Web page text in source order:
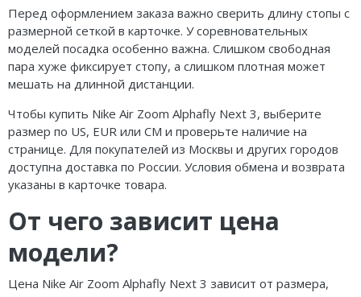
Перед оформлением заказа важно сверить длину стопы с
размерной сеткой в карточке. У соревновательных
моделей посадка особенно важна. Слишком свободная
пара хуже фиксирует стопу, а слишком плотная может
мешать на длинной дистанции.
Чтобы купить Nike Air Zoom Alphafly Next 3, выберите
размер по US, EUR или CM и проверьте наличие на
странице. Для покупателей из Москвы и других городов
доступна доставка по России. Условия обмена и возврата
указаны в карточке товара.
От чего зависит цена
модели?
Цена Nike Air Zoom Alphafly Next 3 зависит от размера,